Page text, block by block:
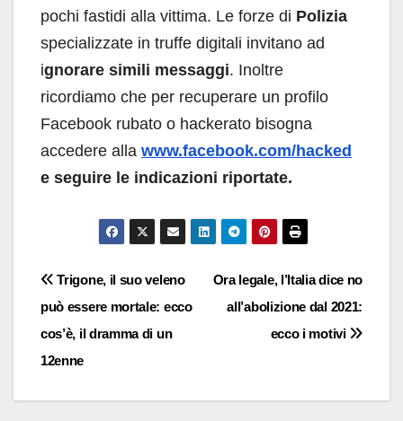
pochi fastidi alla vittima. Le forze di Polizia
specializzate in truffe digitali invitano ad
ignorare simili messaggi. Inoltre
ricordiamo che per recuperare un profilo
Facebook rubato o hackerato bisogna
accedere alla www.facebook.com/hacked
e seguire le indicazioni riportate.
Navigazione
articoli
Ora legale, l’Italia dice no
all’abolizione dal 2021:
ecco i motivi
Trigone, il suo veleno
può essere mortale: ecco
cos’è, il dramma di un
12enne